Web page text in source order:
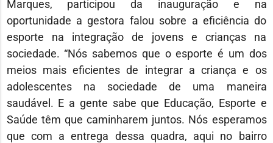
Marques, participou da inauguração e na
oportunidade a gestora falou sobre a eficiência do
esporte na integração de jovens e crianças na
sociedade. “Nós sabemos que o esporte é um dos
meios mais eficientes de integrar a criança e os
adolescentes na sociedade de uma maneira
saudável. E a gente sabe que Educação, Esporte e
Saúde têm que caminharem juntos. Nós esperamos
que com a entrega dessa quadra, aqui no bairro